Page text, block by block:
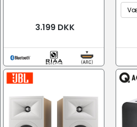
3.199 DKK